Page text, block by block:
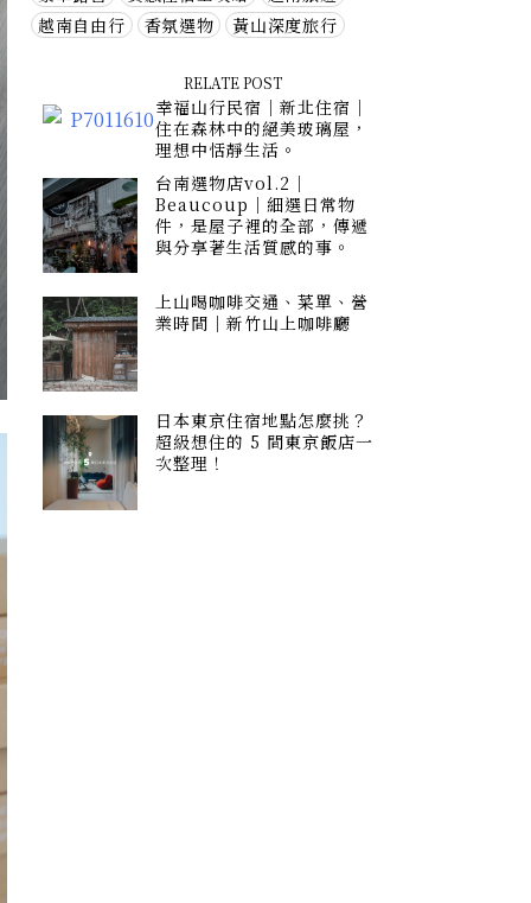
越南自由行
香氛選物 黃山深度旅行
RELATE POST
幸福山行民宿｜新北住宿｜
住在森林中的絕美玻璃屋，
理想中恬靜生活。
台南選物店vol.2｜
Beaucoup｜細選日常物
件，是屋子裡的全部，傳遞
與分享著生活質感的事。
上山喝咖啡交通、菜單、營
業時間｜新竹山上咖啡廳
日本東京住宿地點怎麼挑？
超級想住的 5 間東京飯店一
次整理！